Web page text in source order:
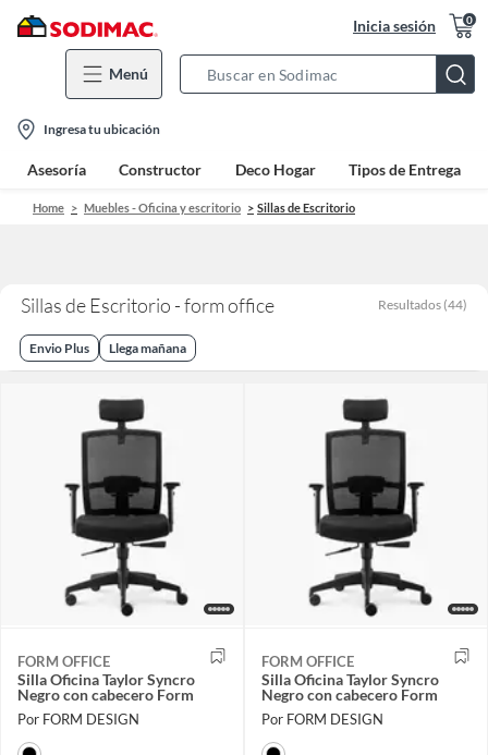
Inicia sesión 0
Menú
Bar
location-
icon
Ingresa tu ubicación
Asesoría Constructor Deco Hogar Tipos de Entrega
Home Muebles - Oficina y escritorio Sillas de Escritorio
Sillas de Escritorio - form office Resultados (44)
Envio Plus Llega mañana
FORM OFFICE
Silla Oficina Taylor Syncro
Negro con cabecero Form
Por FORM DESIGN
FORM OFFICE
Silla Oficina Taylor Syncro
Negro con cabecero Form
Por FORM DESIGN